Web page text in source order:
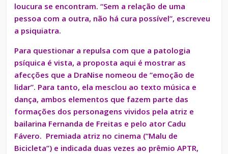
loucura se encontram. “Sem a relação de uma
pessoa com a outra, não há cura possível”, escreveu
a psiquiatra.
Para questionar a repulsa com que a patologia
psíquica é vista, a proposta aqui é mostrar as
afecções que a DraNise nomeou de “emoção de
lidar”. Para tanto, ela mesclou ao texto música e
dança, ambos elementos que fazem parte das
formações dos personagens vividos pela atriz e
bailarina Fernanda de Freitas e pelo ator Cadu
Fávero. Premiada atriz no cinema (“Malu de
Bicicleta”) e indicada duas vezes ao prêmio APTR,